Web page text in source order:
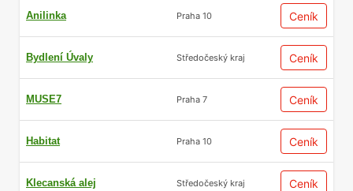
Anilinka Praha 10 Ceník
Bydlení Úvaly Středočeský kraj Ceník
MUSE7 Praha 7 Ceník
Habitat Praha 10 Ceník
Klecanská alej Středočeský kraj Ceník